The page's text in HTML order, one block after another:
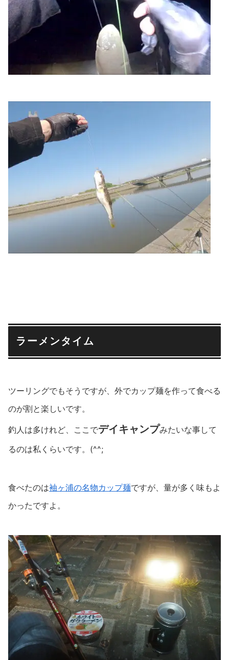
ラーメンタイム
ツーリングでもそうですが、外でカップ麺を作って食べる
のが割と楽しいです。
釣人は多けれど、ここでデイキャンプみたいな事して
るのは私くらいです。(^^;
食べたのは袖ヶ浦の名物カップ麺ですが、量が多く味もよ
かったですよ。